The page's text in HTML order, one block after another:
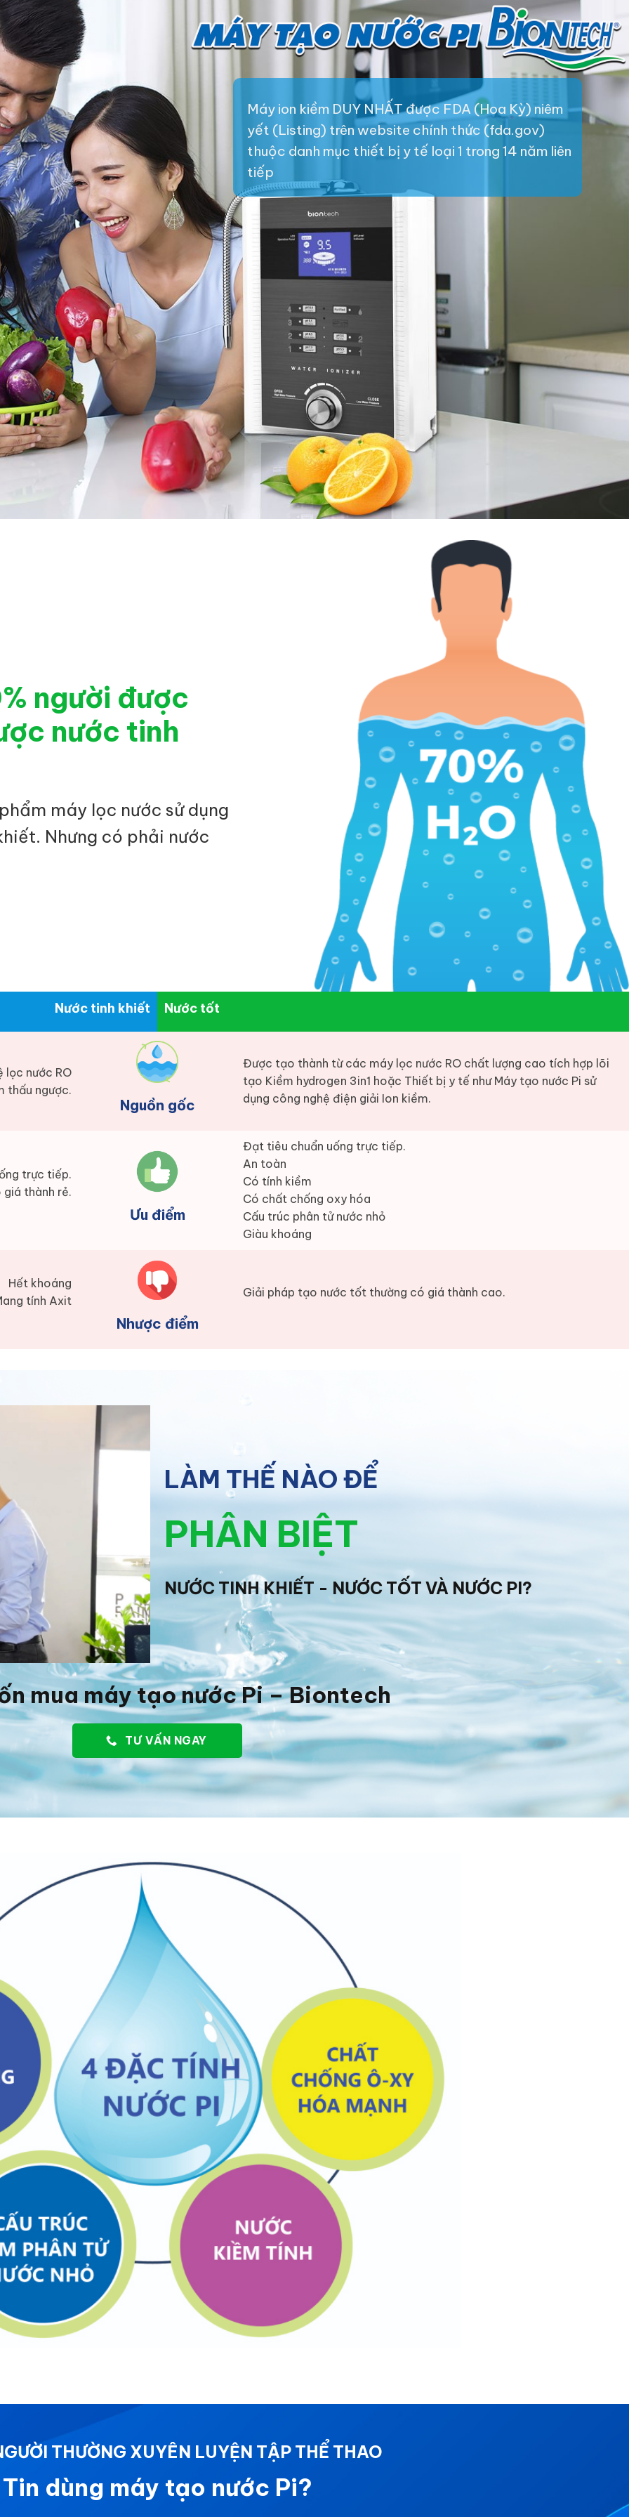
Máy ion kiềm DUY NHẤT được FDA (Hoa Kỳ) niêm
yết (Listing) trên website chính thức (fda.gov)
thuộc danh mục thiết bị y tế loại 1 trong 14 năm liên
tiếp
người được
nước tinh
máy lọc nước sử dụng
Nhưng có phải nước
Nước tinh khiết Nước tốt
lọc nước RO
thấu ngược.
Nguồn gốc
Được tạo thành từ các máy lọc nước RO chất lượng cao tích hợp lõi
tạo Kiềm hydrogen 3in1 hoặc Thiết bị y tế như Máy tạo nước Pi sử
dụng công nghệ điện giải Ion kiềm.
trực tiếp.
thành rẻ.
Ưu điểm
Đạt tiêu chuẩn uống trực tiếp.
An toàn
Có tính kiềm
Có chất chống oxy hóa
Cấu trúc phân tử nước nhỏ
Giàu khoáng
Hết khoáng
tính Axit
Nhược điểm
Giải pháp tạo nước tốt thường có giá thành cao.
LÀM THẾ NÀO ĐỂ
PHÂN BIỆT
NƯỚC TINH KHIẾT - NƯỚC TỐT VÀ NƯỚC PI?
mua máy tạo nước Pi – Biontech
TƯ VẤN NGAY
THƯỜNG XUYÊN LUYỆN TẬP THỂ THAO
Tin dùng máy tạo nước Pi?